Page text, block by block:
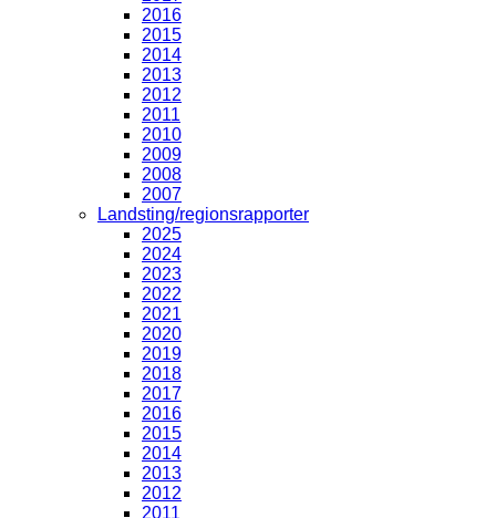
2016
2015
2014
2013
2012
2011
2010
2009
2008
2007
Landsting/regionsrapporter
2025
2024
2023
2022
2021
2020
2019
2018
2017
2016
2015
2014
2013
2012
2011